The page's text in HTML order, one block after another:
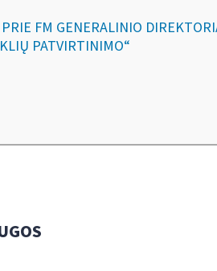
FM GENERALINIO
PATVIRTINIMO“